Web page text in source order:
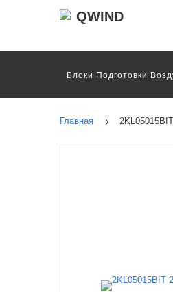
Блоки Подготовки
Motion Terminal
Главная